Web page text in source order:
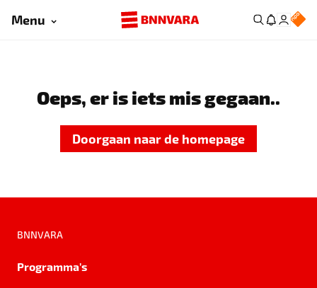
Menu
Oeps, er is iets mis gegaan..
Doorgaan naar de homepage
BNNVARA
Programma's